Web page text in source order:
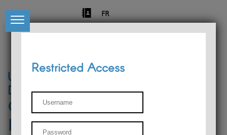
FR
University of Liège
Départment of Philosophy
Center for Phenomenological
Research
Restricted Access